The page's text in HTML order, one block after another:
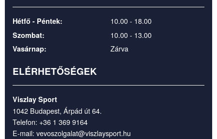
Hétfő - Péntek: 10.00 - 18.00
Szombat: 10.00 - 13.00
Vasárnap: Zárva
ELÉRHETŐSÉGEK
Viszlay Sport
1042 Budapest, Árpád út 64.
Telefon: +36 1 369 9164
E-mail: vevoszolgalat@viszlaysport.hu